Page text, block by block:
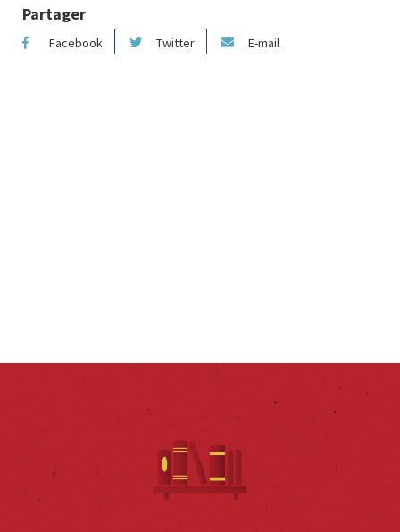
Partager
Facebook Twitter E-mail